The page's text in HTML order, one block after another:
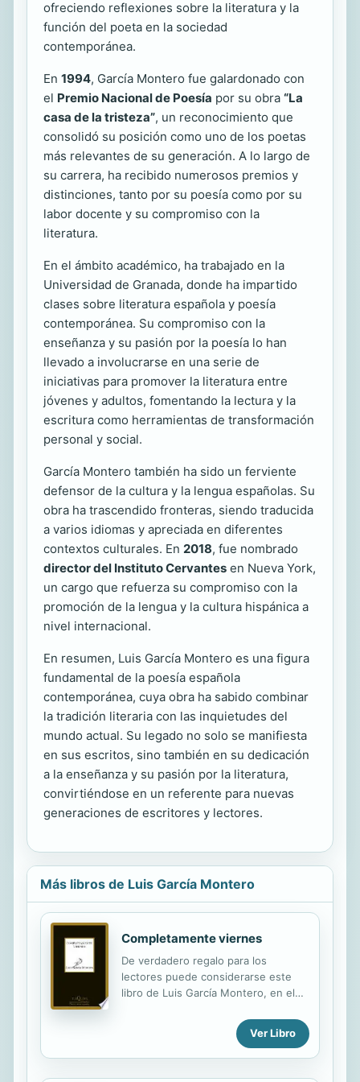
ofreciendo reflexiones sobre la literatura y la
función del poeta en la sociedad
contemporánea.
En 1994, García Montero fue galardonado con
el Premio Nacional de Poesía por su obra “La
casa de la tristeza”, un reconocimiento que
consolidó su posición como uno de los poetas
más relevantes de su generación. A lo largo de
su carrera, ha recibido numerosos premios y
distinciones, tanto por su poesía como por su
labor docente y su compromiso con la
literatura.
En el ámbito académico, ha trabajado en la
Universidad de Granada, donde ha impartido
clases sobre literatura española y poesía
contemporánea. Su compromiso con la
enseñanza y su pasión por la poesía lo han
llevado a involucrarse en una serie de
iniciativas para promover la literatura entre
jóvenes y adultos, fomentando la lectura y la
escritura como herramientas de transformación
personal y social.
García Montero también ha sido un ferviente
defensor de la cultura y la lengua españolas. Su
obra ha trascendido fronteras, siendo traducida
a varios idiomas y apreciada en diferentes
contextos culturales. En 2018, fue nombrado
director del Instituto Cervantes en Nueva York,
un cargo que refuerza su compromiso con la
promoción de la lengua y la cultura hispánica a
nivel internacional.
En resumen, Luis García Montero es una figura
fundamental de la poesía española
contemporánea, cuya obra ha sabido combinar
la tradición literaria con las inquietudes del
mundo actual. Su legado no solo se manifiesta
en sus escritos, sino también en su dedicación
a la enseñanza y su pasión por la literatura,
convirtiéndose en un referente para nuevas
generaciones de escritores y lectores.
Más libros de Luis García Montero
Completamente viernes
De verdadero regalo para los
lectores puede considerarse este
libro de Luis García Montero, en el
valientemente —como cabría esperar
de uno de nuestros mejores poetas
contemporáneos— el sentimiento
Ver Libro